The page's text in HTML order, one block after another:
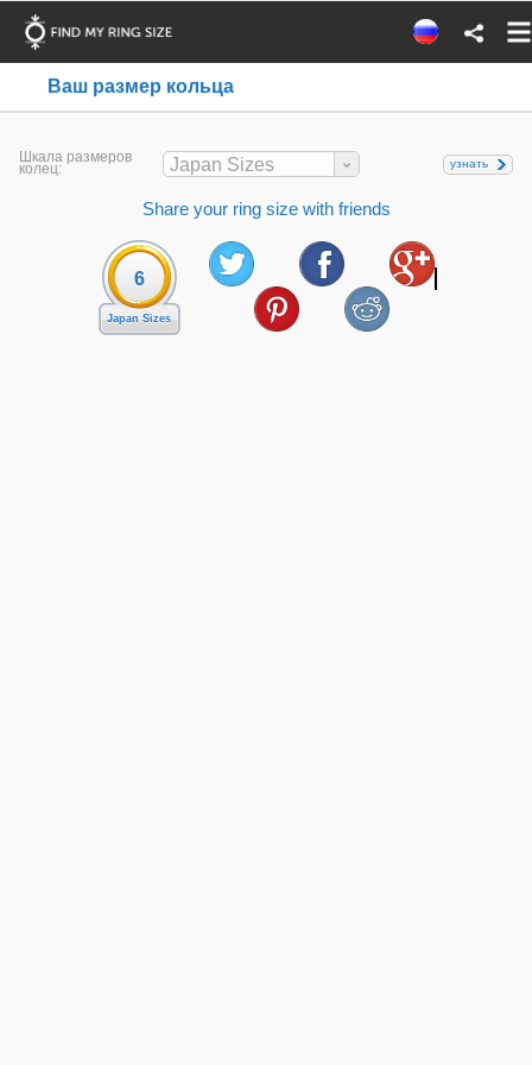
Ваш размер кольца
Шкала размеров
колец: Japan Sizes узнать
Share your ring size with friends
6
Japan Sizes